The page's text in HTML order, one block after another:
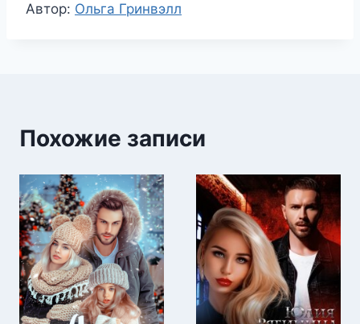
Метки
Автор: Ольга Гринвэлл
Похожие записи